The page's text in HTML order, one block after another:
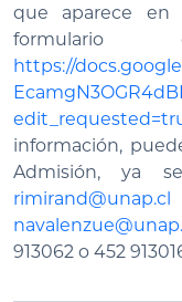
que aparece
https://
información,
Admisión, ya
rimirand@unap.cl
913062 o 452